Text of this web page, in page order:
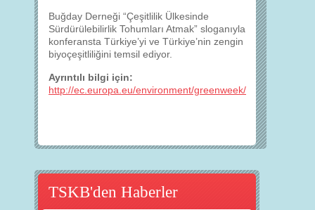
Buğday Derneği “Çeşitlilik Ülkesinde
Sürdürülebilirlik Tohumları Atmak” sloganıyla
konferansta Türkiye’yi ve Türkiye’nin zengin
biyoçeşitliliğini temsil ediyor.
Ayrıntılı bilgi için:
http://ec.europa.eu/environment/greenweek/
TSKB'den Haberler